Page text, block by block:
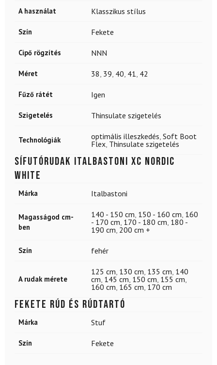
A használat Klasszikus stílus
Szín Fekete
Cipő rögzítés NNN
Méret 38 39 40 41 42
Fűző rátét Igen
Szigetelés Thinsulate szigetelés
Technológiák optimális illeszkedés Soft Boot
Flex Thinsulate szigetelés
Sífutórudak ITALBASTONI XC Nordic
White
Márka Italbastoni
Magasságod cm-
ben
140 - 150 cm 150 - 160 cm 160
- 170 cm 170 - 180 cm 180 -
190 cm 200 cm +
Szín fehér
A rudak mérete
125 cm 130 cm 135 cm 140
cm 145 cm 150 cm 155 cm
160 cm 165 cm 170 cm
Fekete rúd és rúdtartó
Márka Stuf
Szín Fekete